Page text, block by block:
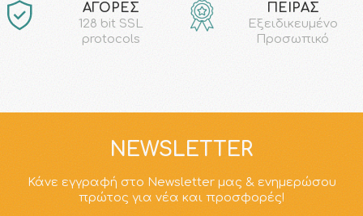
ΑΓΟΡΕΣ
128 bit SSL
protocols
ΠΕΙΡΑΣ
Εξειδικευμένο
Προσωπικό
NEWSLETTER
Κάνε εγγραφή στο Newsletter μας & ενημερώσου
πρώτος για νέα και προσφορές!